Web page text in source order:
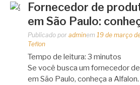
Fornecedor de
em São Paulo:
Publicado por adminem 19 de março
Teflon
Tempo de leitura: 3 minutos
Se você busca um fornecedor
em São Paulo, conheça a